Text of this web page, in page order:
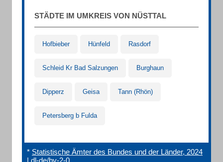
STÄDTE IM UMKREIS VON NÜSTTAL
Hofbieber Hünfeld Rasdorf
Schleid Kr Bad Salzungen Burghaun
Dipperz Geisa Tann (Rhön)
Petersberg b Fulda
* Statistische Ämter des Bundes und der Länder, 2024
| dl-de/by-2-0